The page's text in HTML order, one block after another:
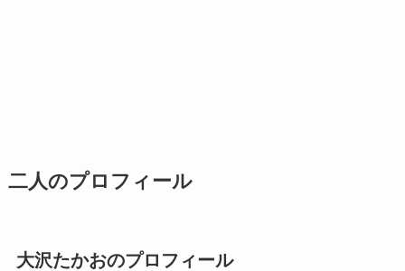
二人のプロフィール
大沢たかおのプロフィール